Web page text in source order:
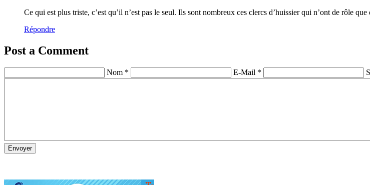
Ce qui est plus triste, c’est qu’il n’est pas le seul. Ils sont nombreux ces clercs d’huissier qui n’ont de rôle
Répondre
Post a Comment
Nom * E-Mail *